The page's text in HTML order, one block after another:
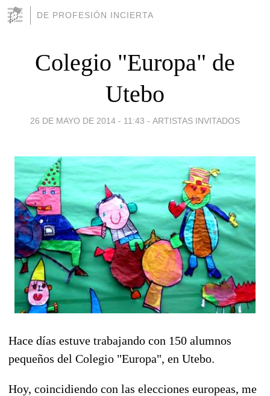
DE PROFESIÓN INCIERTA
Colegio "Europa" de
Utebo
26 DE MAYO DE 2014 - 11:43 - ARTISTAS INVITADOS
Hace días estuve trabajando con 150 alumnos
pequeños del Colegio "Europa", en Utebo.
Hoy, coincidiendo con las elecciones europeas, me